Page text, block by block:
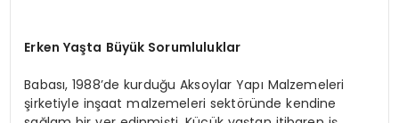
Erken Yaşta Büyük Sorumluluklar
Babası, 1988’de kurduğu Aksoylar Yapı Malzemeleri
şirketiyle inşaat malzemeleri sektöründe kendine